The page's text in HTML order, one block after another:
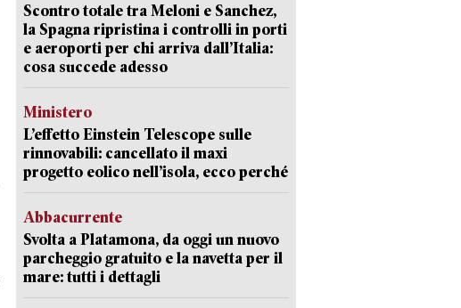
Scontro totale tra Meloni e Sanchez,
la Spagna ripristina i controlli in porti
e aeroporti per chi arriva dall’Italia:
cosa succede adesso
Ministero
L’effetto Einstein Telescope sulle
rinnovabili: cancellato il maxi
progetto eolico nell’isola, ecco perché
Abbacurrente
Svolta a Platamona, da oggi un nuovo
parcheggio gratuito e la navetta per il
mare: tutti i dettagli